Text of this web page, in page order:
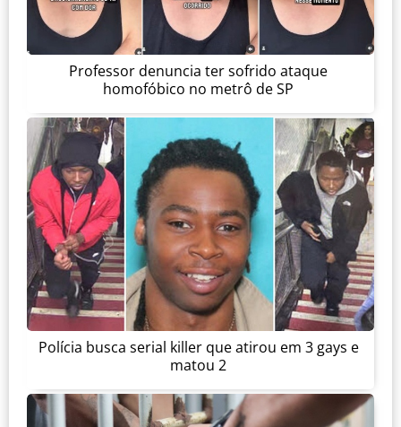
Professor denuncia ter sofrido ataque
homofóbico no metrô de SP
Polícia busca serial killer que atirou em 3 gays e
matou 2